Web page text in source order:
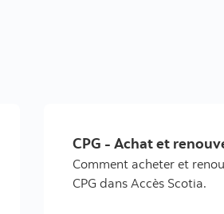
CPG - Achat et
Comment acheter et
CPG dans Accès Scotia.